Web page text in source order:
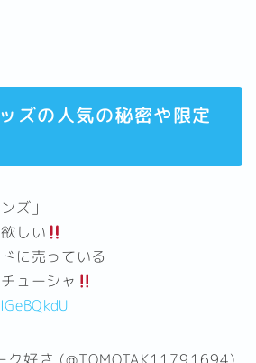
ズの人気の秘密や限定
ズ」
しい
に売っている
ューシャ